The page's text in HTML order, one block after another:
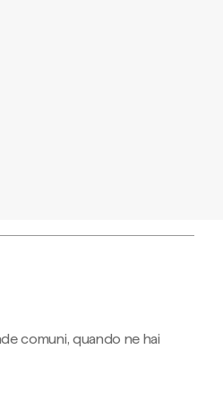
comuni, quando ne hai